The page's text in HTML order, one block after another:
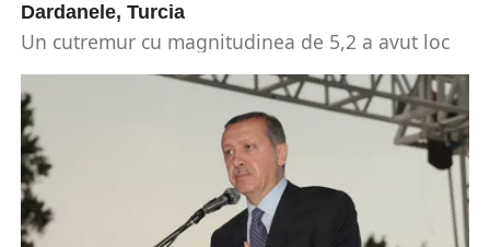
Dardanele, Turcia
Un cutremur cu magnitudinea de 5,2 a avut loc